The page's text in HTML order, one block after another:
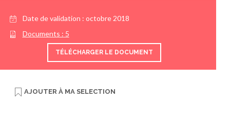
Date de validation : octobre 2018
Documents : 5
TÉLÉCHARGER LE DOCUMENT
AJOUTER À MA SELECTION